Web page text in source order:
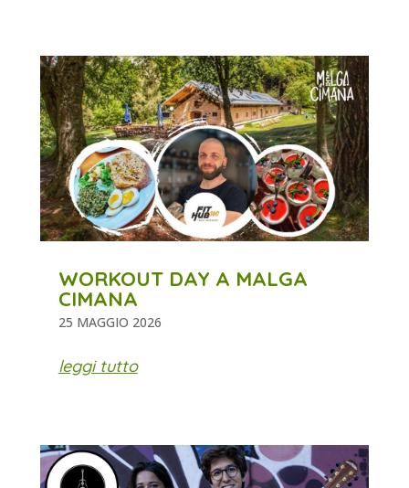
WORKOUT DAY A MALGA
CIMANA
25 MAGGIO 2026
leggi tutto